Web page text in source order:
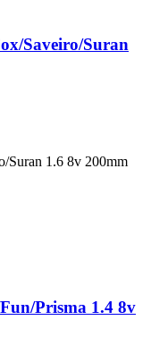
Saveiro/Suran
Suran 1.6 8v 200mm
Prisma 1.4 8v